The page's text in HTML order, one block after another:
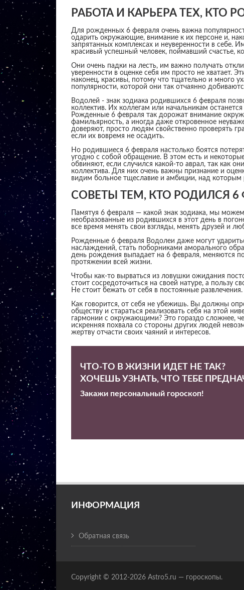
РАБОТА И КАРЬЕРА ТЕХ, КТО
Для рожденных 6 февраля очень важна
одарить окружающие, внимание к их персоне и,
запрятанных комплексах и неуверенности в себе.
красивый успешный человек, поймавший счастье,
Они очень падки на лесть, им важно получать
уверенности в оценке себя им просто не хватает.
наконец, красивы, потому что тщательно и много
популярности, которой они так отчаянно
Водолей - знак зодиака родившихся 6 февраля
коллектив. Их коллегам или начальникам
Рожденные 6 февраля так дорожат внимание
фамильярность, а иногда даже откровенное
доверяют, просто людям свойственно проверять
если их вовремя не осадить.
Но родившиеся 6 февраля настолько боятся
угодно с собой обращение. В этом есть и
обвиняют, если случился какой-то аврал, так как
коллектива. Для них очень важны признание и
видим больное тщеславие и амбиции, над
СОВЕТЫ ТЕМ, КТО РОДИЛСЯ 6
Памятуя 6 февраля — какой знак зодиака, мы
необразованные из родившихся в этот день в
все время менять свои взгляды, менять друзей и
Рожденные 6 февраля Водолеи даже могут
наслаждений, стать поборниками аморального
день рождения выпадает на 6 февраля, меняются
протяжении всей жизни.
Чтобы как-то вырваться из ловушки ожидания
стоит сосредоточиться на своей натуре, а пользу
Не стоит бежать от себя в постоянные развлечения.
Как говорится, от себя не убежишь. Вы должны
обществу и стараться реализовать себя на этой
гармонии с окружающими? Это гораздо сложнее,
искренняя похвала со стороны других людей
жертву отчасти своих чаяний и интересов.
ЧТО-ТО В ЖИЗНИ ИДЕТ НЕ ТАК?
ХОЧЕШЬ УЗНАТЬ, ЧТО ТЕБЕ
Закажи персональный гороскоп!
ИНФОРМАЦИЯ
Обратная связь
Copyright © 2012-2026 Astro5.ru — гороскопы.